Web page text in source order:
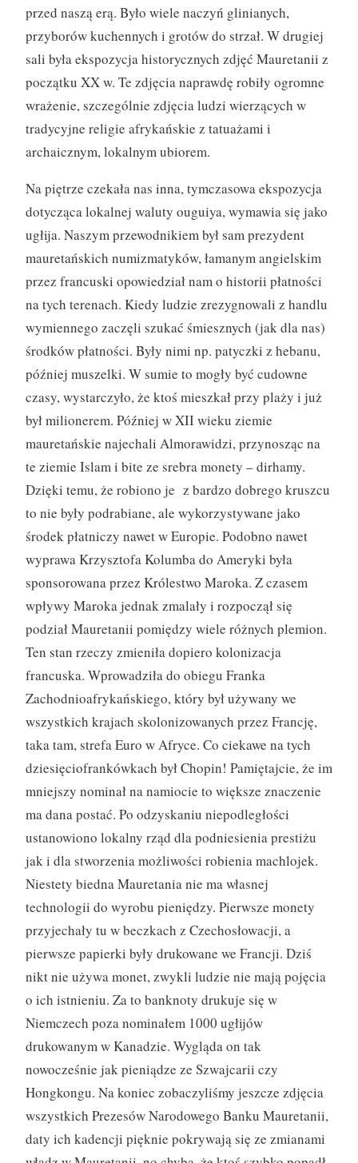
przed naszą erą. Było wiele naczyń glinianych,
przyborów kuchennych i grotów do strzał. W drugiej
sali była ekspozycja historycznych zdjęć Mauretanii z
początku XX w. Te zdjęcia naprawdę robiły ogromne
wrażenie, szczególnie zdjęcia ludzi wierzących w
tradycyjne religie afrykańskie z tatuażami i
archaicznym, lokalnym ubiorem.
Na piętrze czekała nas inna, tymczasowa ekspozycja
dotycząca lokalnej waluty ouguiya, wymawia się jako
ugłija. Naszym przewodnikiem był sam prezydent
mauretańskich numizmatyków, łamanym angielskim
przez francuski opowiedział nam o historii płatności
na tych terenach. Kiedy ludzie zrezygnowali z handlu
wymiennego zaczęli szukać śmiesznych (jak dla nas)
środków płatności. Były nimi np. patyczki z hebanu,
później muszelki. W sumie to mogły być cudowne
czasy, wystarczyło, że ktoś mieszkał przy plaży i już
był milionerem. Później w XII wieku ziemie
mauretańskie najechali Almorawidzi, przynosząc na
te ziemie Islam i bite ze srebra monety – dirhamy.
Dzięki temu, że robiono je z bardzo dobrego kruszcu
to nie były podrabiane, ale wykorzystywane jako
środek płatniczy nawet w Europie. Podobno nawet
wyprawa Krzysztofa Kolumba do Ameryki była
sponsorowana przez Królestwo Maroka. Z czasem
wpływy Maroka jednak zmalały i rozpoczął się
podział Mauretanii pomiędzy wiele różnych plemion.
Ten stan rzeczy zmieniła dopiero kolonizacja
francuska. Wprowadziła do obiegu Franka
Zachodnioafrykańskiego, który był używany we
wszystkich krajach skolonizowanych przez Francję,
taka tam, strefa Euro w Afryce. Co ciekawe na tych
dziesięciofrankówkach był Chopin! Pamiętajcie, że im
mniejszy nominał na namiocie to większe znaczenie
ma dana postać. Po odzyskaniu niepodległości
ustanowiono lokalny rząd dla podniesienia prestiżu
jak i dla stworzenia możliwości robienia machlojek.
Niestety biedna Mauretania nie ma własnej
technologii do wyrobu pieniędzy. Pierwsze monety
przyjechały tu w beczkach z Czechosłowacji, a
pierwsze papierki były drukowane we Francji. Dziś
nikt nie używa monet, zwykli ludzie nie mają pojęcia
o ich istnieniu. Za to banknoty drukuje się w
Niemczech poza nominałem 1000 ugłijów
drukowanym w Kanadzie. Wygląda on tak
nowocześnie jak pieniądze ze Szwajcarii czy
Hongkongu. Na koniec zobaczyliśmy jeszcze zdjęcia
wszystkich Prezesów Narodowego Banku Mauretanii,
daty ich kadencji pięknie pokrywają się ze zmianami